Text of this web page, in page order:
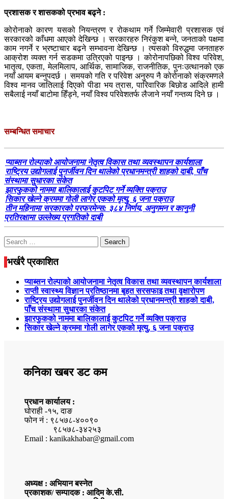
प्रशासक र शासकको प्रभाव बढ्ने :
कोरोनाको कारण यसको नियन्त्रण र रोकथाम गर्ने जिम्मेवारी प्रशासक एवं
सरकारको काँधमा आएको देखिन्छ । सरकारहरु निरंकुश बन्ने, जनताको पक्षमा
काम नगर्ने र भ्रष्टाचार बढ्ने सम्भावना देखिन्छ । त्यसको विरुद्धमा जनताहरु
आक्रोश व्यक्त गर्न सडकमा उत्रिएको पाइन्छ । कोरोनापछिको विश्व परिवेश,
भातृत्व, एकता, मेलमिलाप, आर्थिक, सामाजिक, राजनीतिक, पुनःउत्थानको एक
नयाँ आयम बन्नुपदर्छ । समयको गति र परिवेश अनुरुप नै कोरोनाको संक्रमणले
विश्व मानव जातिलाई दिएको पीडा भय त्रास, पारिवारिक बिछोड आदिले हामी
सबैलाई नयाँ बाटोमा हिँड्ने, नयाँ विश्व परिवेशतर्फ लैजाने नयाँ गन्तव्य दिने छ ।
सम्बन्धित समाचार
प्याब्सन रोल्पाको आयोजनामा नेतृत्व विकास तथा व्यवस्थापन कार्यशाला
राष्ट्रिय उद्योगलाई पुनर्जीवन दिन थालेको प्रधानमन्त्री शाहको दाबी, पाँच
संस्थामा सुधारका संकेत
झारफुकको नाममा बालिकालाई कुटपिट गर्ने व्यक्ति पक्राउ
सिकार खेल्ने क्रममा गोली लागेर एकको मृत्यु, ६ जना पक्राउ
तीन महिनामा सरकारको परफरमेन्स: ३८४ निर्णय, अनुगमन र कानुनी
प्रतिरक्षामा उल्लेख्य प्रगतिको दाबी
Search
for:
भर्खरै प्रकाशित
प्याब्सन रोल्पाको आयोजनामा नेतृत्व विकास तथा व्यवस्थापन कार्यशाला
राप्ती स्वास्थ्य विज्ञान प्रतिष्ठानमा बृहत सरसफाइ तथा वृक्षारोपण
राष्ट्रिय उद्योगलाई पुनर्जीवन दिन थालेको प्रधानमन्त्री शाहको दाबी,
पाँच संस्थामा सुधारका संकेत
झारफुकको नाममा बालिकालाई कुटपिट गर्ने व्यक्ति पक्राउ
सिकार खेल्ने क्रममा गोली लागेर एकको मृत्यु, ६ जना पक्राउ
कनिका खबर डट कम
प्रधान कार्यालय :
घोराही -१५, दाङ
फोन नं : ९८५७८-४००९०
९८५७८-३४२५३
Email : kanikakhabar@gmail.com
अध्यक्ष : अभियान बस्नेत
प्रकाशक/ सम्पादक : आदिम के.सी.